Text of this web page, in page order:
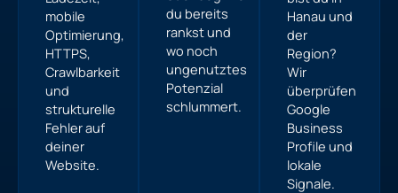
mobile
Optimierung,
HTTPS,
Crawlbarkeit
und
strukturelle
Fehler auf
deiner
Website.
du bereits
rankst und
wo noch
ungenutztes
Potenzial
schlummert.
Hanau und
der
Region?
Wir
überprüfen
Google
Business
Profile und
lokale
Signale.